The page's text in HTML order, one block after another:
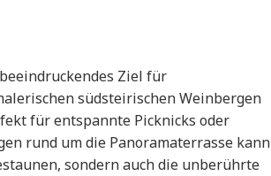
Ziel für
südsteirischen Weinbergen
für entspannte Picknicks oder
rund um die Panoramaterrasse kann
sondern auch die unberührte